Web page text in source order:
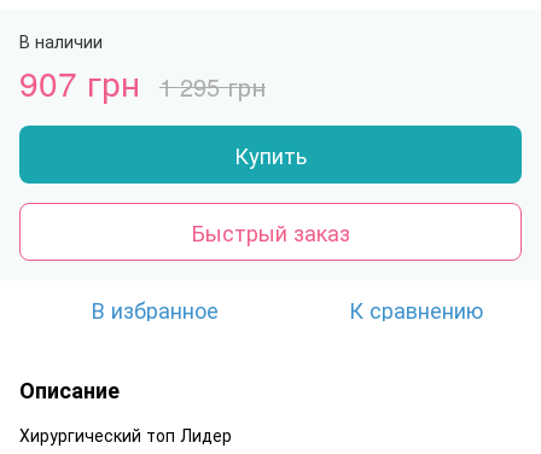
В наличии
907 грн 1 295 грн
Купить
Быстрый заказ
В избранное К сравнению
Описание
Хирургический топ Лидер